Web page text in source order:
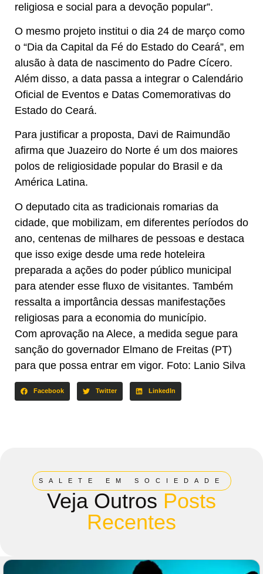
religiosa e social para a devoção popular”.
O mesmo projeto institui o dia 24 de março como
o “Dia da Capital da Fé do Estado do Ceará”, em
alusão à data de nascimento do Padre Cícero.
Além disso, a data passa a integrar o Calendário
Oficial de Eventos e Datas Comemorativas do
Estado do Ceará.
Para justificar a proposta, Davi de Raimundão
afirma que Juazeiro do Norte é um dos maiores
polos de religiosidade popular do Brasil e da
América Latina.
O deputado cita as tradicionais romarias da
cidade, que mobilizam, em diferentes períodos do
ano, centenas de milhares de pessoas e destaca
que isso exige desde uma rede hoteleira
preparada a ações do poder público municipal
para atender esse fluxo de visitantes. Também
ressalta a importância dessas manifestações
religiosas para a economia do município.
Com aprovação na Alece, a medida segue para
sanção do governador Elmano de Freitas (PT)
para que possa entrar em vigor. Foto: Lanio Silva
Facebook Twitter LinkedIn
SALETE EM SOCIEDADE
Veja Outros Posts
Recentes